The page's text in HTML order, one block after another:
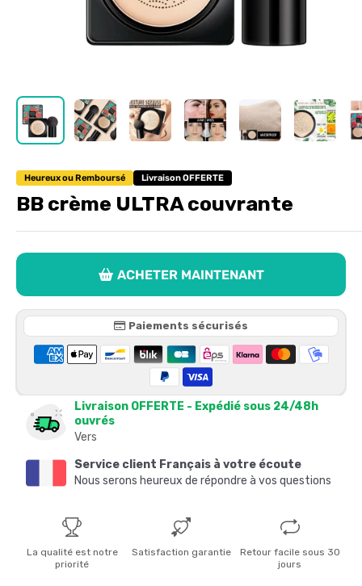
Heureux ou Remboursé Livraison OFFERTE
BB crème ULTRA couvrante
ACHETER MAINTENANT
Paiements sécurisés
Livraison OFFERTE - Expédié sous 24/48h
ouvrés
Vers
Service client Français à votre écoute
Nous serons heureux de répondre à vos questions
La qualité est notre
priorité
Satisfaction garantie
Retour facile sous 30
jours